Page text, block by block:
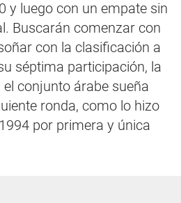
y luego con un empate sin
Buscarán comenzar con
con la clasificación a
séptima participación, la
conjunto árabe sueña
ronda, como lo hizo
por primera y única